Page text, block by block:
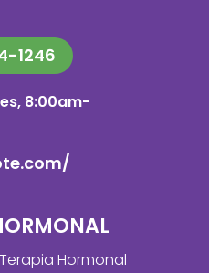
1246
8:00am-
Hormonal